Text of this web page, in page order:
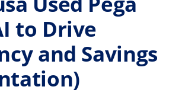
to Drive
and Savings